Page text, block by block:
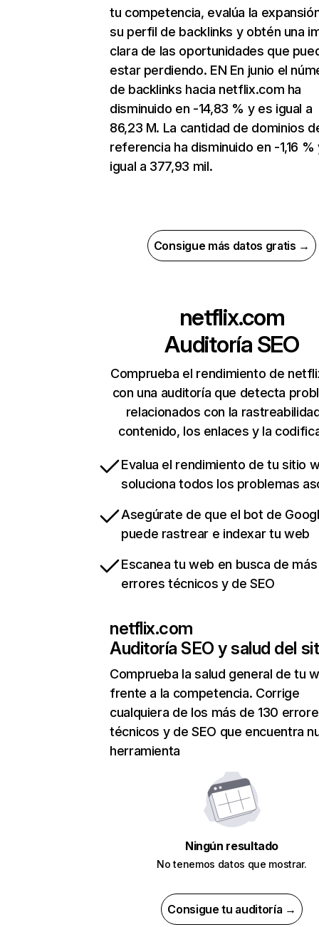
tu competencia, evalúa la
su perfil de backlinks y obtén una
clara de las oportunidades que
estar perdiendo. EN En junio el
de backlinks hacia netflix.com ha
disminuido en -14,83 % y es igual a
86,23 M. La cantidad de dominios
referencia ha disminuido en -1,16 %
igual a 377,93 mil.
Consigue más datos gratis →
netflix.com
Auditoría SEO
Comprueba el rendimiento de
con una auditoría que detecta
relacionados con la
contenido, los enlaces y la
Evalua el rendimiento de tu sitio
soluciona todos los problemas
Asegúrate de que el bot de
puede rastrear e indexar tu web
Escanea tu web en busca de
errores técnicos y de SEO
netflix.com
Auditoría SEO y salud del
Comprueba la salud general de tu
frente a la competencia. Corrige
cualquiera de los más de 130
técnicos y de SEO que encuentra
herramienta
Ningún resultado
No tenemos datos que mostrar.
Consigue tu auditoría →